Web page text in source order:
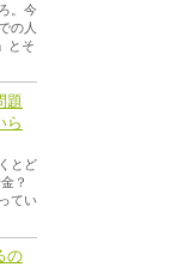
。今
の人
とそ
題
ら
とど
？
てい
の